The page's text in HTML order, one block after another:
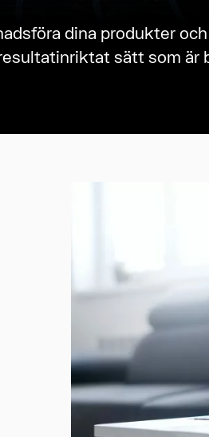
dina produkter
sätt som är